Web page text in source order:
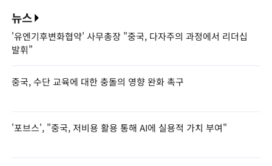
뉴스
'유엔기후변화협약' 사무총장 "중국, 다자주의 과정에서 리더십
발휘"
중국, 수단 교육에 대한 충돌의 영향 완화 촉구
'포브스', "중국, 저비용 활용 통해 AI에 실용적 가치 부여"